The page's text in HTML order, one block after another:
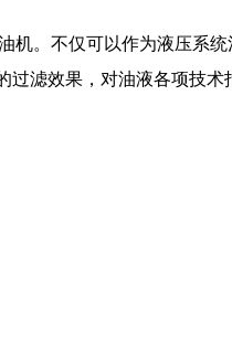
。不仅可以作为液压系
过滤效果，对油液各项技术